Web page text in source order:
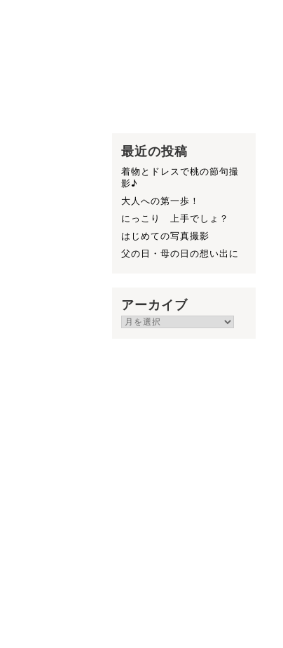
最近の投稿
着物とドレスで桃の節句撮
影♪
大人への第一歩！
にっこり 上手でしょ？
はじめての写真撮影
父の日・母の日の想い出に
アーカイブ
ア